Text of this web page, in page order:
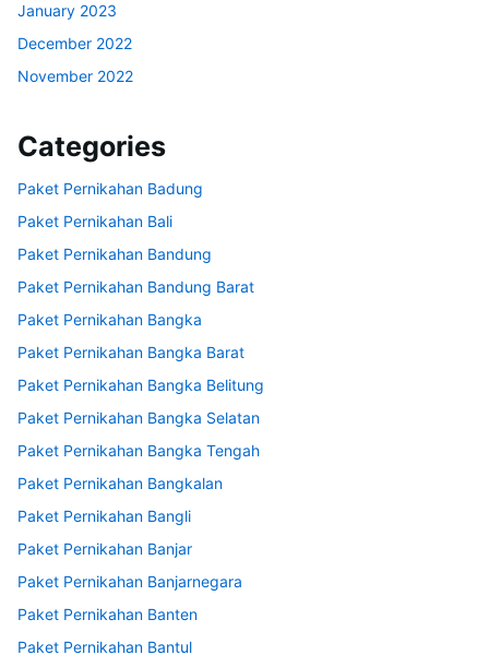
January 2023
December 2022
November 2022
Categories
Paket Pernikahan Badung
Paket Pernikahan Bali
Paket Pernikahan Bandung
Paket Pernikahan Bandung Barat
Paket Pernikahan Bangka
Paket Pernikahan Bangka Barat
Paket Pernikahan Bangka Belitung
Paket Pernikahan Bangka Selatan
Paket Pernikahan Bangka Tengah
Paket Pernikahan Bangkalan
Paket Pernikahan Bangli
Paket Pernikahan Banjar
Paket Pernikahan Banjarnegara
Paket Pernikahan Banten
Paket Pernikahan Bantul